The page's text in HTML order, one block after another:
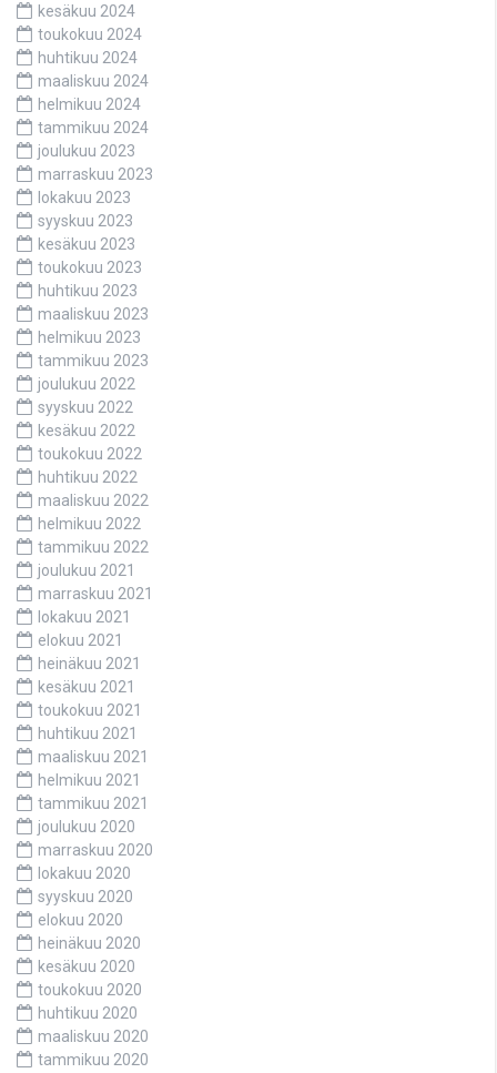
kesäkuu 2024
toukokuu 2024
huhtikuu 2024
maaliskuu 2024
helmikuu 2024
tammikuu 2024
joulukuu 2023
marraskuu 2023
lokakuu 2023
syyskuu 2023
kesäkuu 2023
toukokuu 2023
huhtikuu 2023
maaliskuu 2023
helmikuu 2023
tammikuu 2023
joulukuu 2022
syyskuu 2022
kesäkuu 2022
toukokuu 2022
huhtikuu 2022
maaliskuu 2022
helmikuu 2022
tammikuu 2022
joulukuu 2021
marraskuu 2021
lokakuu 2021
elokuu 2021
heinäkuu 2021
kesäkuu 2021
toukokuu 2021
huhtikuu 2021
maaliskuu 2021
helmikuu 2021
tammikuu 2021
joulukuu 2020
marraskuu 2020
lokakuu 2020
syyskuu 2020
elokuu 2020
heinäkuu 2020
kesäkuu 2020
toukokuu 2020
huhtikuu 2020
maaliskuu 2020
tammikuu 2020